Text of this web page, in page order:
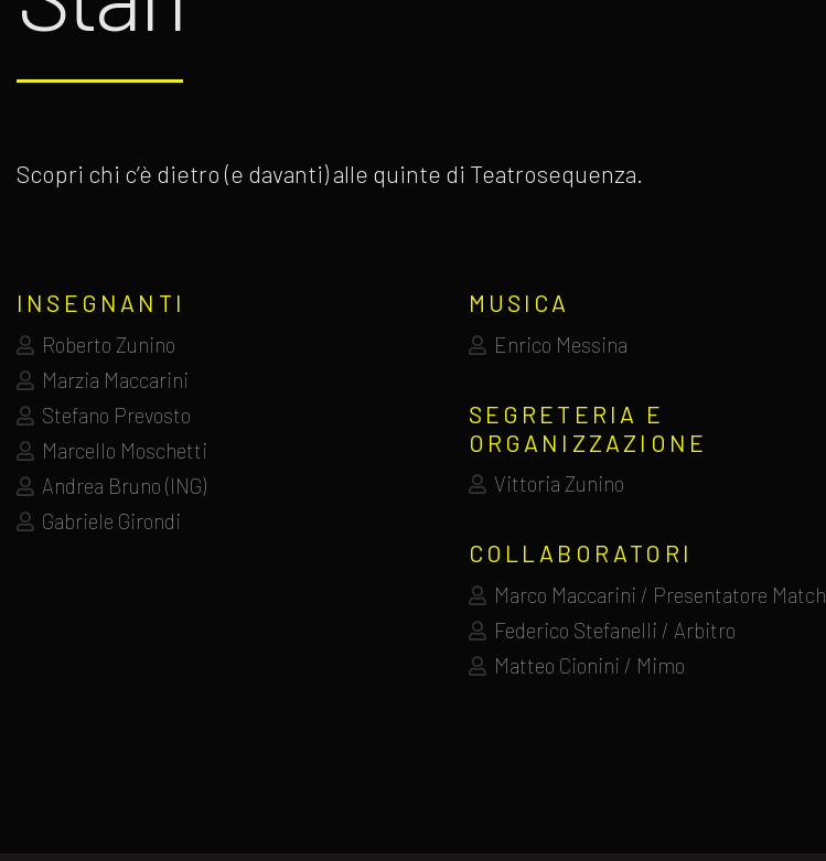
Scopri chi c’è dietro (e davanti) alle quinte di Teatrosequenza.
INSEGNANTI
Roberto Zunino
Marzia Maccarini
Stefano Prevosto
Marcello Moschetti
Andrea Bruno (ING)
Gabriele Girondi
MUSICA
Enrico Messina
SEGRETERIA E
ORGANIZZAZIONE
Vittoria Zunino
COLLABORATORI
Marco Maccarini / Presentatore Match
Federico Stefanelli / Arbitro
Matteo Cionini / Mimo